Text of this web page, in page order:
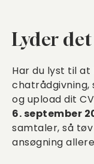
Lyder
Har du lyst til at
chatrådgivning,
og upload dit
6. september
samtaler, så
ansøgning